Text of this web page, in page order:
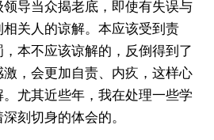
导当众揭老底，即使有失误与
关人的谅解。本应该受到责
本不应该谅解的，反倒得到了
，会更加自责、内疚，这样心
尤其近些年，我在处理一些学
刻切身的体会的。